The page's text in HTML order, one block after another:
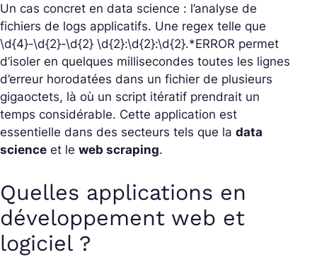
Un cas concret en data science : l’analyse de
fichiers de logs applicatifs. Une regex telle que
\d{4}-\d{2}-\d{2} \d{2}:\d{2}:\d{2}.*ERROR permet
d’isoler en quelques millisecondes toutes les lignes
d’erreur horodatées dans un fichier de plusieurs
gigaoctets, là où un script itératif prendrait un
temps considérable. Cette application est
essentielle dans des secteurs tels que la data
science et le web scraping.
Quelles applications en
développement web et
logiciel ?